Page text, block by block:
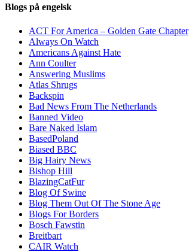
Blogs på engelsk
ACT For America – Golden Gate Chapter
Always On Watch
Americans Against Hate
Ann Coulter
Answering Muslims
Atlas Shrugs
Backspin
Bad News From The Netherlands
Banned Video
Bare Naked Islam
BasedPoland
Biased BBC
Big Hairy News
Bishop Hill
BlazingCatFur
Blog Of Swine
Blog Them Out Of The Stone Age
Blogs For Borders
Bosch Fawstin
Breitbart
CAIR Watch